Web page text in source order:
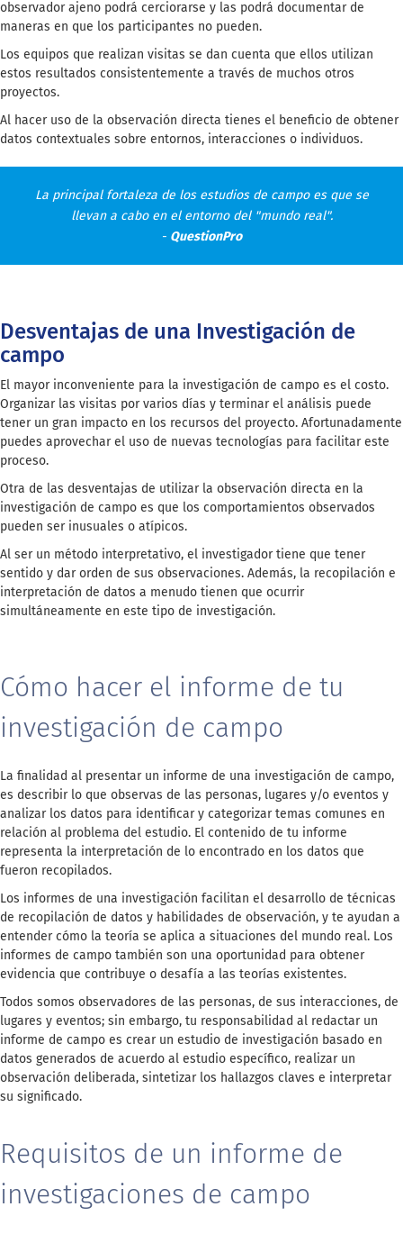
observador ajeno podrá cerciorarse y las podrá documentar de
maneras en que los participantes no pueden.
Los equipos que realizan visitas se dan cuenta que ellos utilizan
estos resultados consistentemente a través de muchos otros
proyectos.
Al hacer uso de la observación directa tienes el beneficio de obtener
datos contextuales sobre entornos, interacciones o individuos.
La principal fortaleza de los estudios de campo es que se
llevan a cabo en el entorno del "mundo real".
- QuestionPro
Desventajas de una Investigación de
campo
El mayor inconveniente para la investigación de campo es el costo.
Organizar las visitas por varios días y terminar el análisis puede
tener un gran impacto en los recursos del proyecto. Afortunadamente
puedes aprovechar el uso de nuevas tecnologías para facilitar este
proceso.
Otra de las desventajas de utilizar la observación directa en la
investigación de campo es que los comportamientos observados
pueden ser inusuales o atípicos.
Al ser un método interpretativo, el investigador tiene que tener
sentido y dar orden de sus observaciones. Además, la recopilación e
interpretación de datos a menudo tienen que ocurrir
simultáneamente en este tipo de investigación.
Cómo hacer el informe de tu
investigación de campo
La finalidad al presentar un informe de una investigación de campo,
es describir lo que observas de las personas, lugares y/o eventos y
analizar los datos para identificar y categorizar temas comunes en
relación al problema del estudio. El contenido de tu informe
representa la interpretación de lo encontrado en los datos que
fueron recopilados.
Los informes de una investigación facilitan el desarrollo de técnicas
de recopilación de datos y habilidades de observación, y te ayudan a
entender cómo la teoría se aplica a situaciones del mundo real. Los
informes de campo también son una oportunidad para obtener
evidencia que contribuye o desafía a las teorías existentes.
Todos somos observadores de las personas, de sus interacciones, de
lugares y eventos; sin embargo, tu responsabilidad al redactar un
informe de campo es crear un estudio de investigación basado en
datos generados de acuerdo al estudio específico, realizar un
observación deliberada, sintetizar los hallazgos claves e interpretar
su significado.
Requisitos de un informe de
investigaciones de campo